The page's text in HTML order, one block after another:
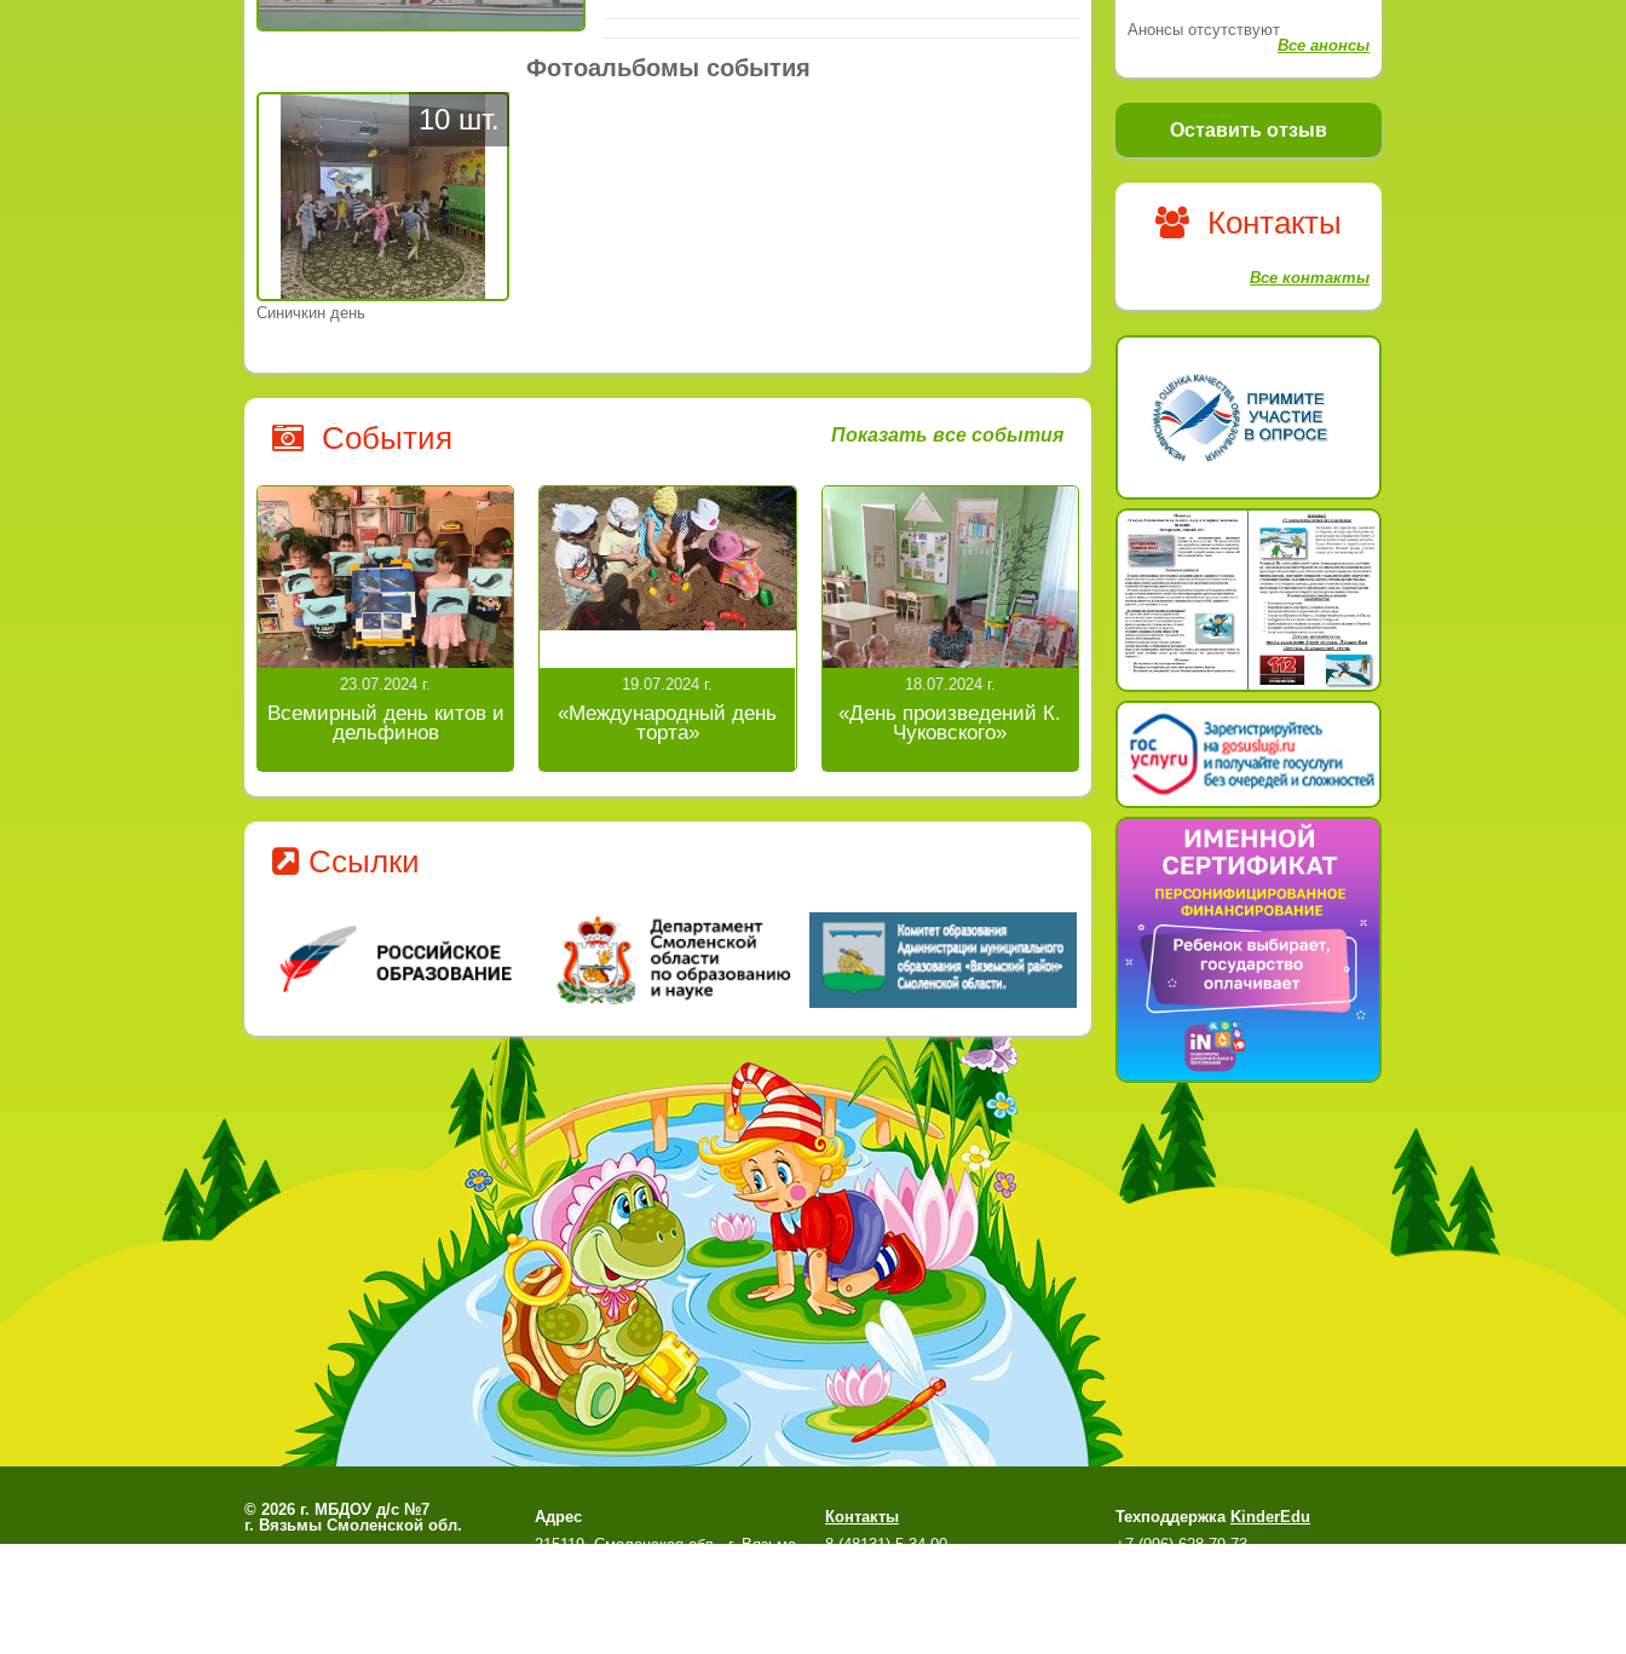
Фотоальбомы события
10 шт.
Синичкин день
События Показать все события
23.07.2024 г.
Всемирный день китов и
дельфинов
19.07.2024 г.
«Международный день
торта»
18.07.2024 г.
«День произведений К.
Чуковского»
Ссылки
Анонсы отсутствуют
Все анонсы
Оставить отзыв
Контакты
Все контакты
© 2026 г. МБДОУ д/с №7
г. Вязьмы Смоленской обл.
Адрес
215119, Смоленская обл., г. Вязьма,
Контакты
8 (48131) 5-34-00
Техподдержка KinderEdu
+7 (996) 628-79-73